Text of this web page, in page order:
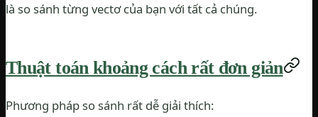
là so sánh từng vectơ của bạn với tất cả chúng.
Thuật toán khoảng cách rất đơn giản
Phương pháp so sánh rất dễ giải thích: